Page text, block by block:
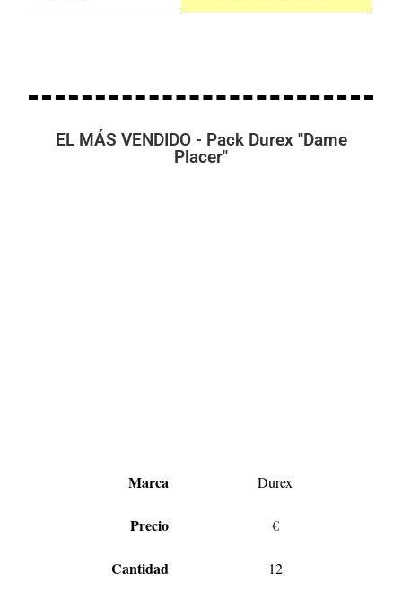
EL MÁS VENDIDO - Pack Durex "Dame
Placer"
Marca Durex
Precio €
Cantidad 12